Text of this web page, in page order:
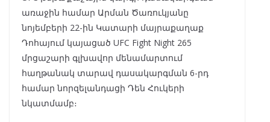
առաջին համար Արման Ծառուկյանը
նոյեմբերի 22-ին Կատարի մայրաքաղաք
Դոհայում կայացած UFC Fight Night 265
մրցաշարի գլխավոր մենամարտում
հաղթանակ տարավ դասակարգման 6-րդ
համար նորզելանդացի Դեն Հուկերի
նկատմամբ։